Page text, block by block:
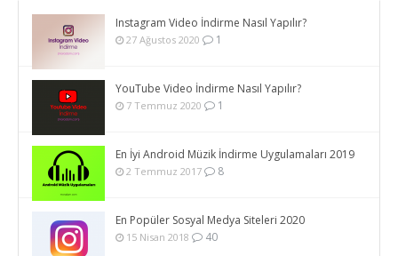
Instagram Video İndirme Nasıl Yapılır?
27 Ağustos 2020 1
YouTube Video İndirme Nasıl Yapılır?
7 Temmuz 2020 1
En İyi Android Müzik İndirme Uygulamaları 2019
2 Temmuz 2017 8
En Popüler Sosyal Medya Siteleri 2020
15 Nisan 2018 40